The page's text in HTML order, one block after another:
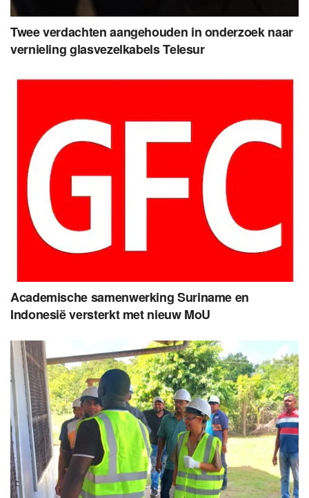
Twee verdachten aangehouden in onderzoek naar
vernieling glasvezelkabels Telesur
Academische samenwerking Suriname en
Indonesië versterkt met nieuw MoU